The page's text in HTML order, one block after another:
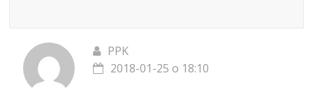
PPK
2018-01-25 o 18:10